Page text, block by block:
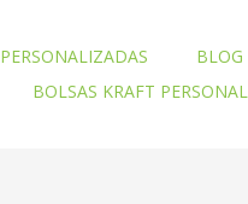
BLOG
BOLSAS KRAFT